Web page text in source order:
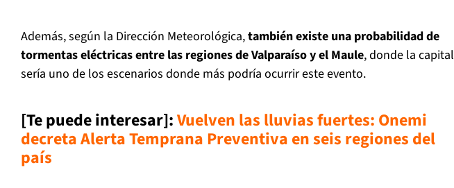
Además, según la Dirección Meteorológica,también existe una probabilidad de
tormentas eléctricas entre las regiones de Valparaíso y el Maule, donde la capital
sería uno de los escenarios donde más podría ocurrir este evento.
[Te puede interesar]:Vuelven las lluvias fuertes: Onemi
decreta Alerta Temprana Preventiva en seis regiones del
país